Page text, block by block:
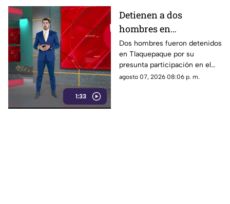
1:33
Detienen a dos
hombres en
Tlaquepaque por
presunto abuso y
maltrato animal contra
una perrita
Dos hombres fueron detenidos
en Tlaquepaque por su
presunta participación en el
abuso y maltrato de una
agosto 07, 2026 08:06 p. m.